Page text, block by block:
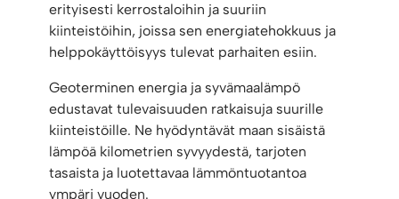
erityisesti kerrostaloihin ja suuriin
kiinteistöihin, joissa sen energiatehokkuus ja
helppokäyttöisyys tulevat parhaiten esiin.
Geoterminen energia ja syvämaalämpö
edustavat tulevaisuuden ratkaisuja suurille
kiinteistöille. Ne hyödyntävät maan sisäistä
lämpöä kilometrien syvyydestä, tarjoten
tasaista ja luotettavaa lämmöntuotantoa
ympäri vuoden.